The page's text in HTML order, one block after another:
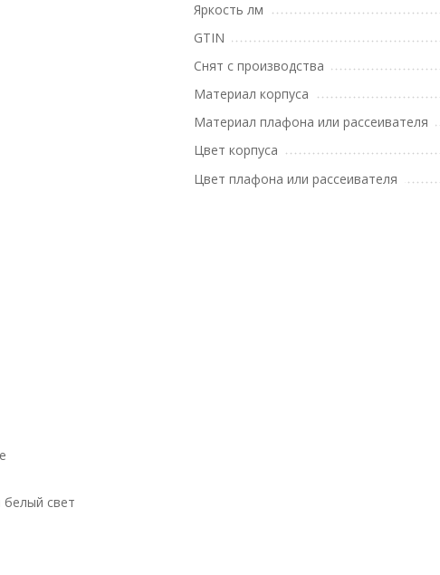
свет
Яркость лм
GTIN
Снят с производства
Материал корпуса
Материал плафона или рассеивателя
Цвет корпуса
Цвет плафона или рассеивателя